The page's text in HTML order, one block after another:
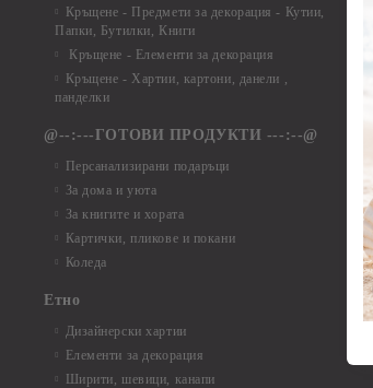
Кръщене - Предмети за декорация - Кутии,
Папки, Бутилки, Книги
Кръщене - Елементи за декорация
Кръщене - Хартии, картони, данели ,
панделки
@--:---ГОТОВИ ПРОДУКТИ ---:--@
Персанализирани подаръци
За дома и уюта
За книгите и хората
Картички, пликове и покани
Коледа
Етно
Дизайнерски хартии
Елементи за декорация
Ширити, шевици, канапи